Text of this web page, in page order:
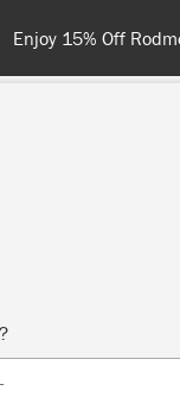
Enjoy 15% Off